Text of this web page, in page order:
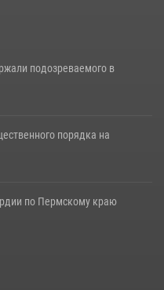
подозреваемого в
порядка на
по Пермскому краю